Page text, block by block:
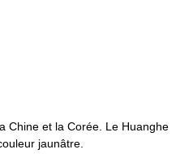
Chine et la Corée. Le Huanghe
jaunâtre.